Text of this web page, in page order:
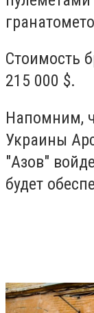
Стоимость
215 000 $.
Напомним,
Украины
"Азов"
будет